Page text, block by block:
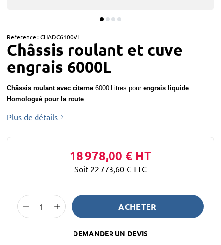
Reference :CHADC6100VL
Châssis roulant et cuve
engrais 6000L
Châssis roulant avec citerne 6000 Litres pour engrais liquide
Homologué pour la route
Plus de détails
18 978,00 € HT
Soit 22 773,60 € TTC
ACHETER
DEMANDER UN DEVIS